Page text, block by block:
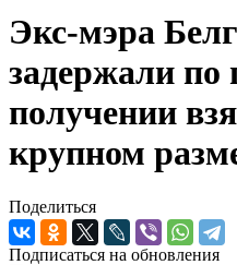
Экс-мэра
задержали по
получении
крупном
Поделиться
Подписаться на обновления